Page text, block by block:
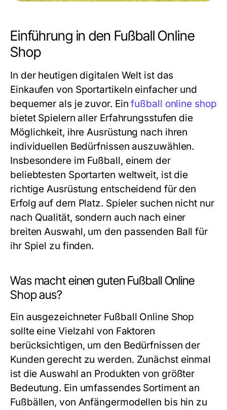
Einführung in den Fußball Online
Shop
In der heutigen digitalen Welt ist das
Einkaufen von Sportartikeln einfacher und
bequemer als je zuvor. Einfußball online shop
bietet Spielern aller Erfahrungsstufen die
Möglichkeit, ihre Ausrüstung nach ihren
individuellen Bedürfnissen auszuwählen.
Insbesondere im Fußball, einem der
beliebtesten Sportarten weltweit, ist die
richtige Ausrüstung entscheidend für den
Erfolg auf dem Platz. Spieler suchen nicht nur
nach Qualität, sondern auch nach einer
breiten Auswahl, um den passenden Ball für
ihr Spiel zu finden.
Was macht einen guten Fußball Online
Shop aus?
Ein ausgezeichneter Fußball Online Shop
sollte eine Vielzahl von Faktoren
berücksichtigen, um den Bedürfnissen der
Kunden gerecht zu werden. Zunächst einmal
ist die Auswahl an Produkten von größter
Bedeutung. Ein umfassendes Sortiment an
Fußbällen, von Anfängermodellen bis hin zu